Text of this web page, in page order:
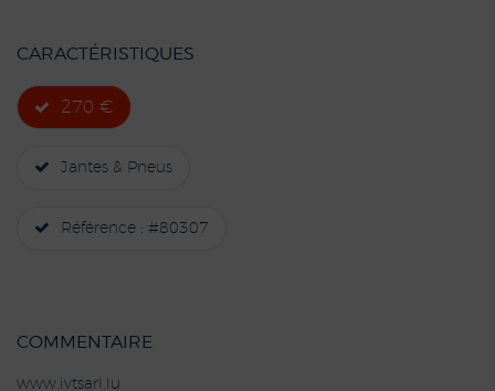
CARACTÉRISTIQUES
270 €
Jantes & Pneus
Référence : #80307
COMMENTAIRE
www.ivtsarl.lu